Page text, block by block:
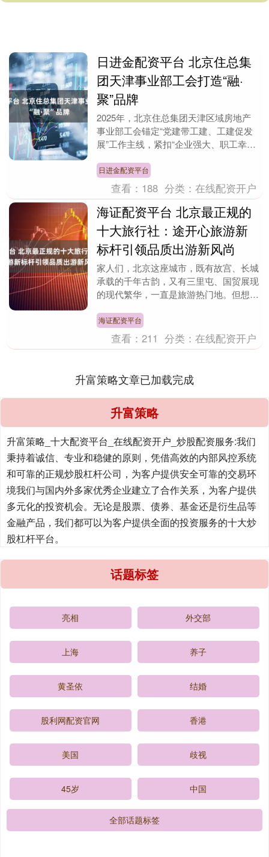
日进金配资平台 北京住总集
团天津事业部工会打造“融·
聚”品牌
2025年，北京住总集团天津区域房地产
事业部工会锚定“党建带工建、工建促发
展”工作主线，紧扣“企业强大、职工幸
工发展的使命深....
日进金配资平台
查看： 188 分类：在线配资开户
海证配资平台 北京最正规的
十大旅行社：途开心旅游新
标杆引领品质出游新风尚
家人们，北京这座城市，既有故宫、长城
承载的千年古韵，又有三里屯、国贸展现
的现代繁华，一直是旅游热门地。但想玩
家分享北京靠谱的....
海证配资平台
查看：211 分类：在线配资开户
升富策略文章已加载完成
升富策略
升富策略_十大配资平台_在线配资开户_炒股配资服务:我们
秉持着诚信、专业和稳健的原则，凭借高效的内部风控系统
和可靠的正规炒股杠杆公司，为客户提供安全可靠的交易环
境我们与国内外多家优秀企业建立了合作关系，为客户提供
多元化的投资机会。无论是股票、债券、基金还是衍生品等
金融产品，我们都可以为客户提供全面的投资服务的十大炒
股杠杆平台。
话题标签
亮相 外交部
上海 养子
黄圣依 结婚
股利网配资官网 香港
美国 歧视
45岁 中国
全部话题标签